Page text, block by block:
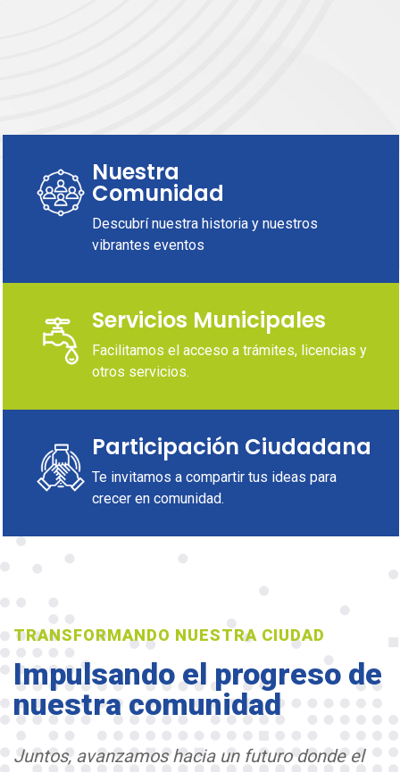
Nuestra
Comunidad
Descubrí nuestra historia y nuestros
vibrantes eventos
Servicios Municipales
Facilitamos el acceso a trámites, licencias y
otros servicios.
Participación Ciudadana
Te invitamos a compartir tus ideas para
crecer en comunidad.
TRANSFORMANDO NUESTRA CIUDAD
Impulsando el progreso de
nuestra comunidad
Juntos, avanzamos hacia un futuro donde el